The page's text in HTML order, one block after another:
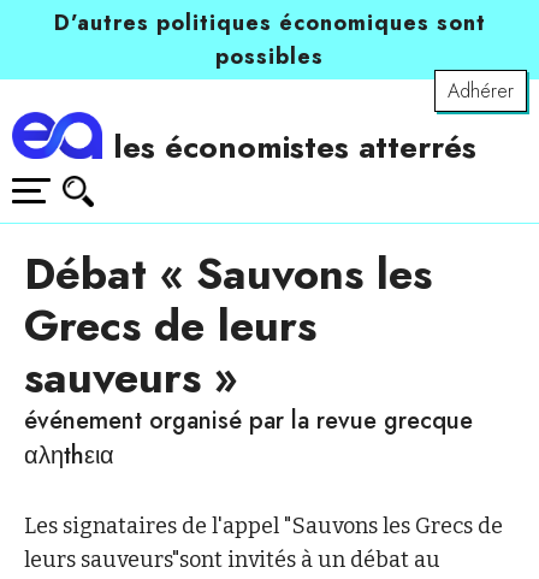
D’autres politiques économiques sont
possibles
Adhérer
les économistes atterrés
Débat « Sauvons les
Grecs de leurs
sauveurs »
événement organisé par la revue grecque
αληthεια
Les signataires de l'appel "Sauvons les Grecs de
leurs sauveurs"sont invités à un débat au